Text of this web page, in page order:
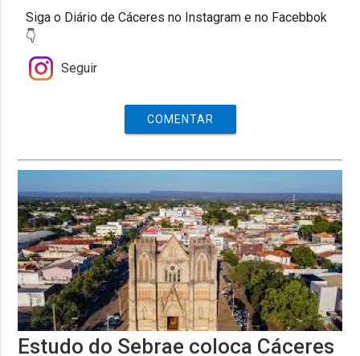
Siga o Diário de Cáceres no Instagram e no Facebbok
👇
Seguir
COMENTAR
Estudo do Sebrae coloca Cáceres